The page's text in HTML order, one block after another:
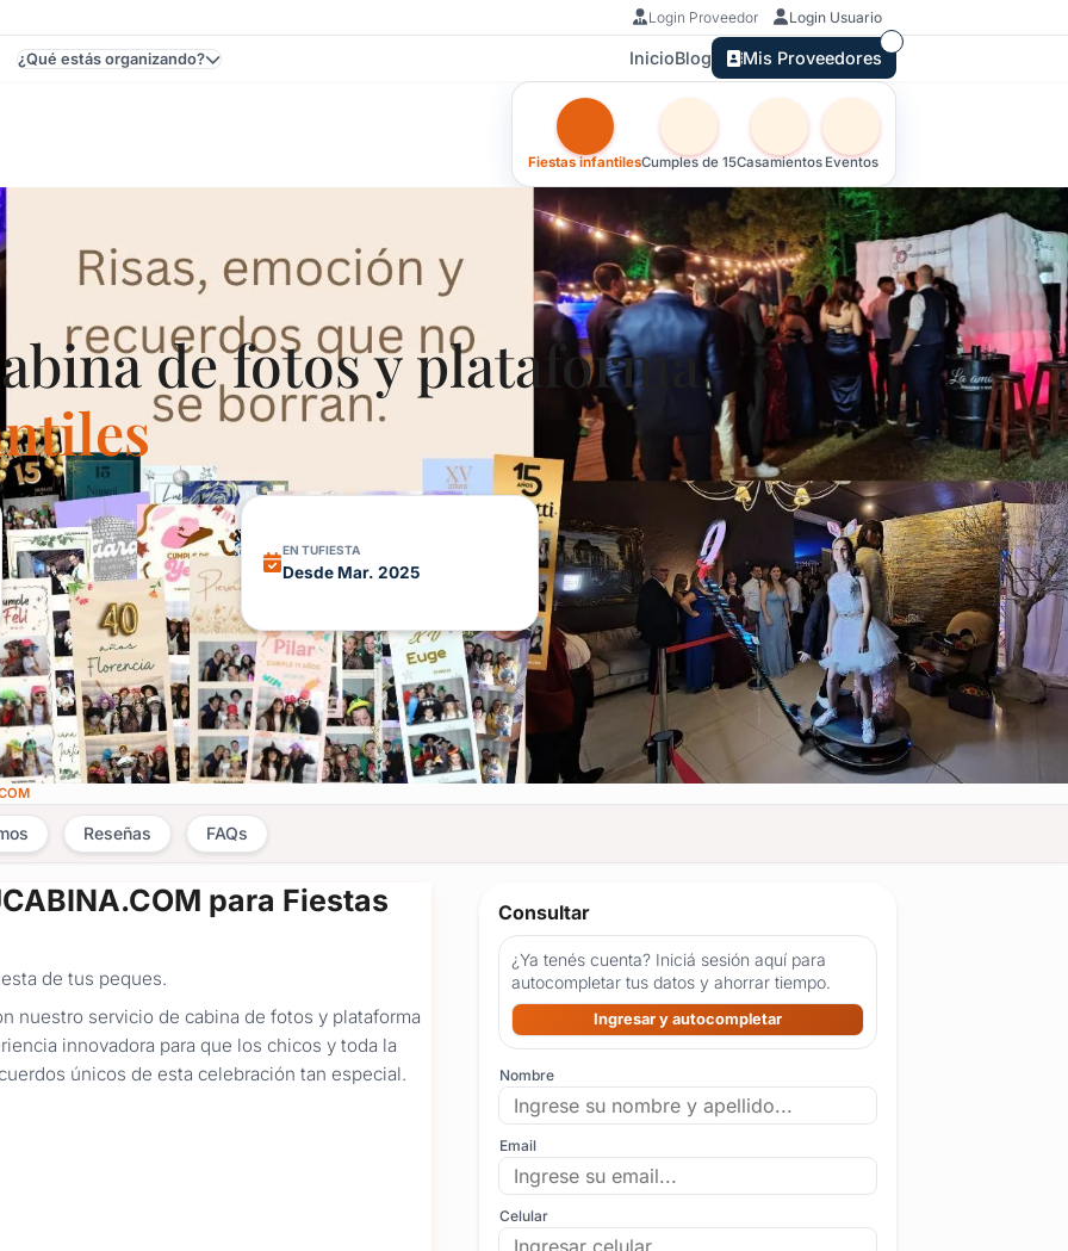
Login Proveedor Login Usuario
¿Qué estás organizando? InicioBlog Mis Proveedores
Otras versiones de esta ficha por tipo de festejo
Fiestas infantilesCumples de 15Casamientos Eventos
de fotos y plataforma
EN TUFIESTA
Desde Mar. 2025
Reseñas FAQs
para Fiestas
de tus peques.
nuestro servicio de cabina de fotos y plataforma
innovadora para que los chicos y toda la
únicos de esta celebración tan especial.
Consultar
¿Ya tenés cuenta? Iniciá sesión aquí para
autocompletar tus datos y ahorrar tiempo.
Ingresar y autocompletar
Nombre
Email
Celular